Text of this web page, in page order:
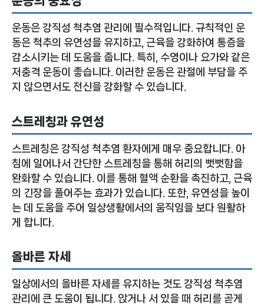
운동은 강직성 척추염 관리에 필수적입니다. 규칙적인 운
동은 척추의 유연성을 유지하고, 근육을 강화하여 통증을
감소시키는 데 도움을 줍니다. 특히, 수영이나 요가와 같은
저충격 운동이 좋습니다. 이러한 운동은 관절에 부담을 주
지 않으면서도 전신을 강화할 수 있습니다.
스트레칭과 유연성
스트레칭은 강직성 척추염 환자에게 매우 중요합니다. 아
침에 일어나서 간단한 스트레칭을 통해 허리의 뻣뻣함을
완화할 수 있습니다. 이를 통해 혈액 순환을 촉진하고, 근육
의 긴장을 풀어주는 효과가 있습니다. 또한, 유연성을 높이
는 데 도움을 주어 일상생활에서의 움직임을 보다 원활하
게 합니다.
올바른 자세
일상에서의 올바른 자세를 유지하는 것도 강직성 척추염
관리에 큰 도움이 됩니다. 앉거나 서 있을 때 허리를 곧게